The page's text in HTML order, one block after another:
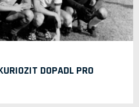
DOPADL PRO